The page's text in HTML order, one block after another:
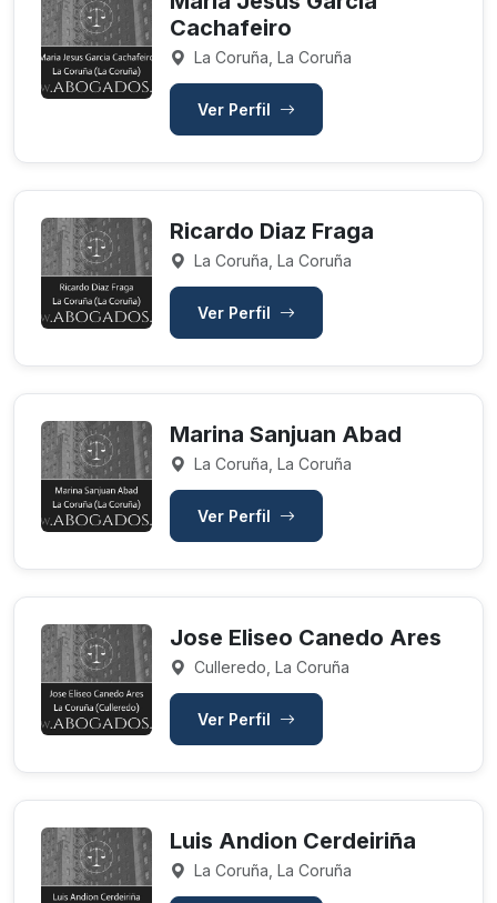
Cachafeiro
La Coruña, La Coruña
Ver Perfil
Ricardo Diaz Fraga
La Coruña, La Coruña
Ver Perfil
Marina Sanjuan Abad
La Coruña, La Coruña
Ver Perfil
Jose Eliseo Canedo Ares
Culleredo, La Coruña
Ver Perfil
Luis Andion Cerdeiriña
La Coruña, La Coruña